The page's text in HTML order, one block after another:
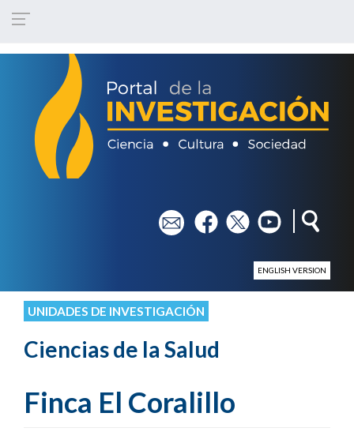
em fb tw yt
ENGLISH VERSION
UNIDADES DE INVESTIGACIÓN
Ciencias de la Salud
Finca El Coralillo